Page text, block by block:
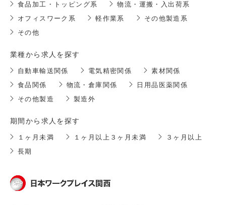
食品加工・トッピング系
物流・運搬・入出荷系
オフィスワーク系
軽作業系
その他製造系
その他
業種から求人を探す
自動車輸送関係 電気精密関係
素材関係
食品関係
物流・倉庫関係
日用品医薬関係
その他製造
製造外
期間から求人を探す
１ヶ月未満 １ヶ月以上３ヶ月未満
３ヶ月以上
長期